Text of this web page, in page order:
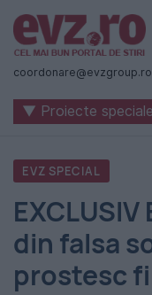
Știri
naționale
internaționale
România
-
Evenimentul
Zilei
coordonare@evzgroup.ro
▼ Proiecte speciale
EVZ SPECIAL
din falsa
prostesc